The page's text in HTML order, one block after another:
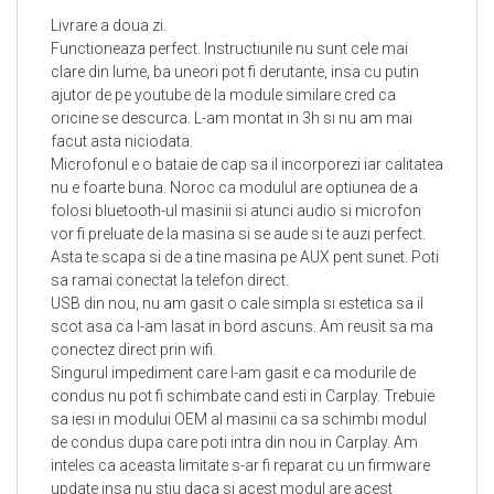
4. Instalare simpla:
spatele unitatii de infotainment existente, toate conexiunile
fiind plug and play. Nu este necesara modificarea cablurilor
sau a unitatii originale.
5. Control prin comenzile existente:Comenzile de pe
volan si cele de pe consola centrala raman active,
permitandu-va sa navigati intre aplicatii si functii fara a va
distrage atentia de la drum.
6. Control vocal:Printr-o simpla apasare a unui buton,
aveti acces la functionalitatea de control vocal, permitandu-
va sa utilizati aplicatii si sa efectuati apeluri hands-free,
imbunatatind siguranta in timpul condusului.
7. Acces la aplicatii compatibile : Puteti accesa toate
aplicatiile compatibile cu CarPlay sau Android Auto, oferind
o experienta personalizata si adaptata nevoilor dvs. de
Livrare a doua zi.
Functioneaza perfect. Instructiunile nu sunt cele mai
clare din lume, ba uneori pot fi derutante, insa cu putin
ajutor de pe youtube de la module similare cred ca
oricine se descurca. L-am montat in 3h si nu am mai
facut asta niciodata.
Microfonul e o bataie de cap sa il incorporezi iar calitatea
nu e foarte buna. Noroc ca modulul are optiunea de a
folosi bluetooth-ul masinii si atunci audio si microfon
vor fi preluate de la masina si se aude si te auzi perfect.
Asta te scapa si de a tine masina pe AUX pent sunet. Poti
sa ramai conectat la telefon direct.
USB din nou, nu am gasit o cale simpla si estetica sa il
scot asa ca l-am lasat in bord ascuns. Am reusit sa ma
conectez direct prin wifi.
Singurul impediment care l-am gasit e ca modurile de
condus nu pot fi schimbate cand esti in Carplay. Trebuie
sa iesi in modului OEM al masinii ca sa schimbi modul
de condus dupa care poti intra din nou in Carplay. Am
inteles ca aceasta limitate s-ar fi reparat cu un firmware
update insa nu stiu daca si acest modul are acest